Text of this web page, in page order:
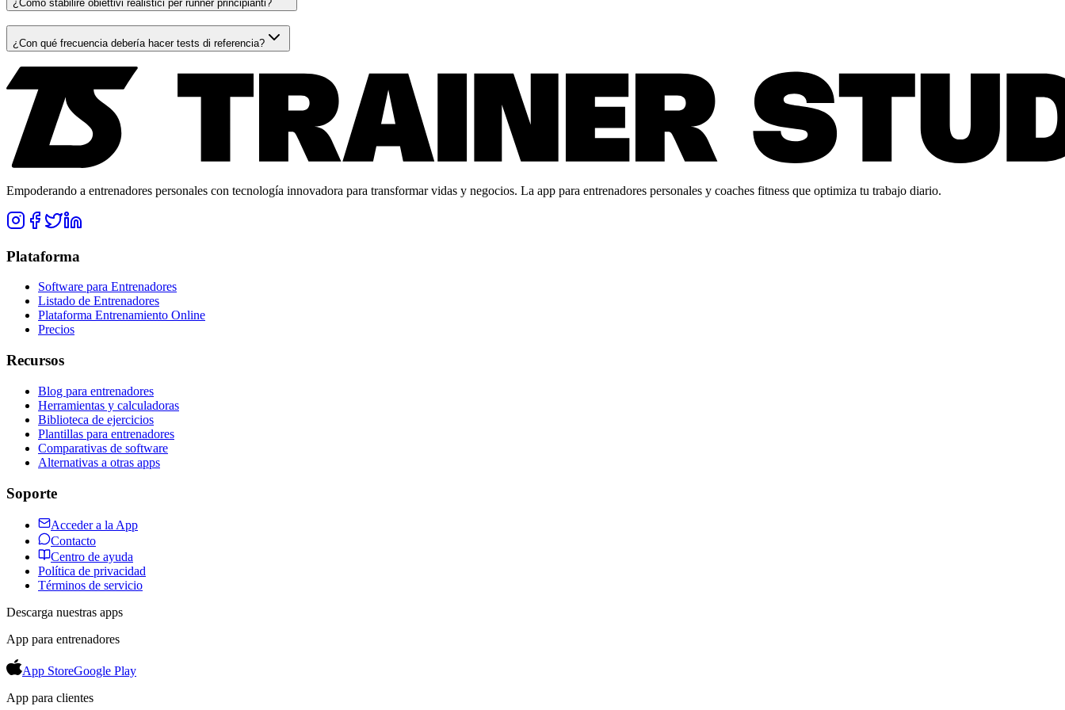
¿Cómo stabilire obiettivi realistici per runner principianti?
¿Con qué frecuencia debería hacer tests di referencia?
Empoderando a entrenadores personales con tecnología innovadora para transformar vidas y negocios. La app para entrenadores personales y coaches fitness que optimiza tu trabajo diario.
Plataforma
Software para Entrenadores
Listado de Entrenadores
Plataforma Entrenamiento Online
Precios
Recursos
Blog para entrenadores
Herramientas y calculadoras
Biblioteca de ejercicios
Plantillas para entrenadores
Comparativas de software
Alternativas a otras apps
Soporte
Acceder a la App
Contacto
Centro de ayuda
Política de privacidad
Términos de servicio
Descarga nuestras apps
App para entrenadores
App StoreGoogle Play
App para clientes